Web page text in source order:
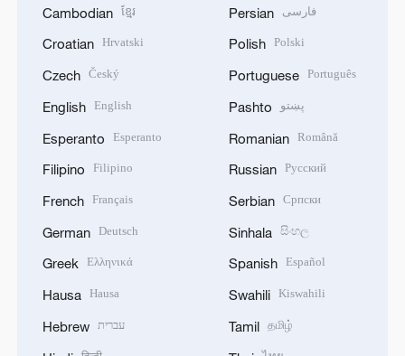
Cambodian ខ្មែរ
Croatian Hrvatski
Czech Český
English English
Esperanto Esperanto
Filipino Filipino
French Français
German Deutsch
Greek Ελληνικά
Hausa Hausa
Hebrew עברית
Persian فارسی
Polish Polski
Portuguese Português
Pashto پښتو
Romanian Română
Russian Русский
Serbian Српски
Sinhala සිංහල
Spanish Español
Swahili Kiswahili
Tamil தமிழ்